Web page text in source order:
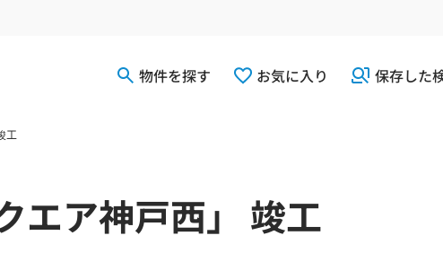
物件を探す お気に入り 保存した
工
エア神戸西」 竣工